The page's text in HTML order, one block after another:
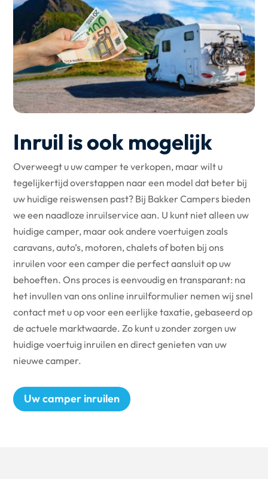
Inruil is ook mogelijk
Overweegt u uw camper te verkopen, maar wilt u
tegelijkertijd overstappen naar een model dat beter bij
uw huidige reiswensen past? Bij Bakker Campers bieden
we een naadloze inruilservice aan. U kunt niet alleen uw
huidige camper, maar ook andere voertuigen zoals
caravans, auto’s, motoren, chalets of boten bij ons
inruilen voor een camper die perfect aansluit op uw
behoeften. Ons proces is eenvoudig en transparant: na
het invullen van ons online inruilformulier nemen wij snel
contact met u op voor een eerlijke taxatie, gebaseerd op
de actuele marktwaarde. Zo kunt u zonder zorgen uw
huidige voertuig inruilen en direct genieten van uw
nieuwe camper.
Uw camper inruilen